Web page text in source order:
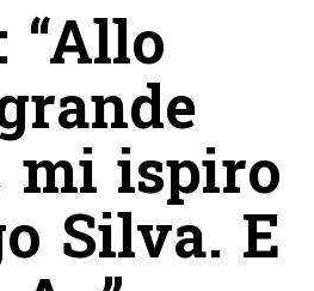
“Allo
mi ispiro
Silva. E